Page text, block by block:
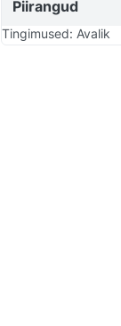
Piirangud
Tingimused: Avalik